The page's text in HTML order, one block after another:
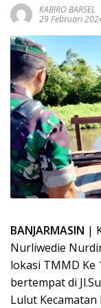
KABIRO BARSEL
29 Februari
BANJARMASIN |
Nurliwedie
lokasi TMMD Ke
bertempat di
Lulut